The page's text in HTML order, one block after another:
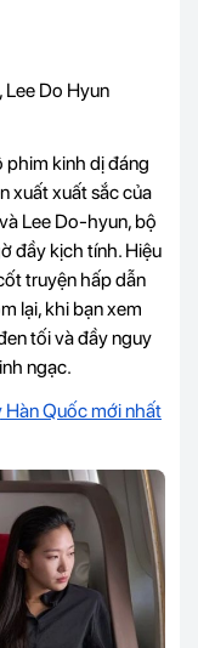
Lee Do Hyun
phim kinh dị đáng
xuất xuất sắc của
Lee Do-hyun, bộ
đầy kịch tính. Hiệu
truyện hấp dẫn
lại, khi bạn xem
tối và đầy nguy
ngạc.
Quốc mới nhất